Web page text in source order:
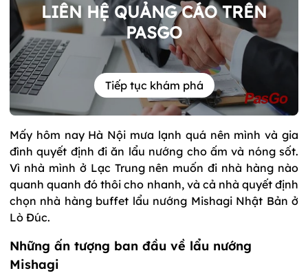
LIÊN HỆ QUẢNG CÁO TRÊN
PASGO
Tiếp tục khám phá
Mấy hôm nay Hà Nội mưa lạnh quá nên mình và gia
đình quyết định đi ăn lẩu nướng cho ấm và nóng sốt.
Vì nhà mình ở Lạc Trung nên muốn đi nhà hàng nào
quanh quanh đó thôi cho nhanh, và cả nhà quyết định
chọn nhà hàng buffet lẩu nướng Mishagi Nhật Bản ở
Lò Đúc.
Những ấn tượng ban đầu về lẩu nướng
Mishagi